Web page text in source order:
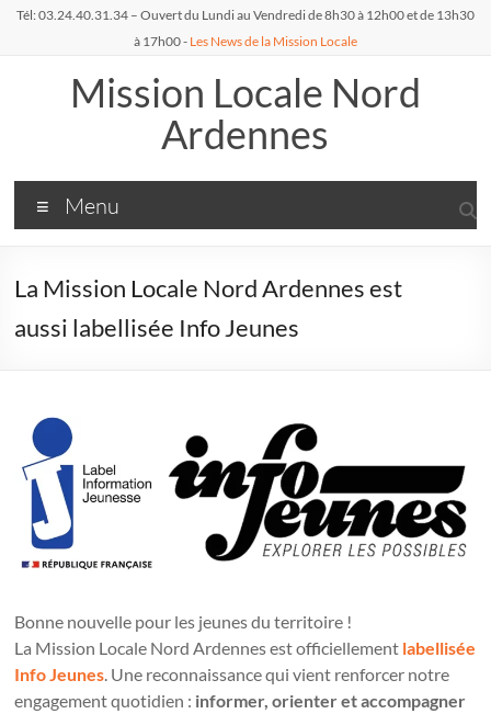
AllerTél: 03.24.40.31.34 – Ouvert du Lundi au Vendredi de 8h30 à 12h00 et de 13h30
à 17h00 - Les News de la Mission Locale
Mission Locale Nord
Ardennes
Menu
La Mission Locale Nord Ardennes est
aussi labellisée Info Jeunes
Bonne nouvelle pour les jeunes du territoire !
La Mission Locale Nord Ardennes est officiellement labellisée
Info Jeunes . Une reconnaissance qui vient renforcer notre
engagement quotidien : informer, orienter et accompagner